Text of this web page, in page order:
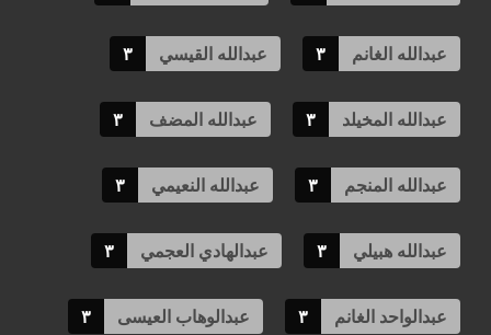
عبدالله الغانم ٣ عبدالله القيسي ٣
عبدالله المخيلد ٣ عبدالله المضف ٣
عبدالله المنجم ٣ عبدالله النعيمي ٣
عبدالله هبيلي ٣ عبدالهادي العجمي ٣
عبدالواحد الغانم ٣ عبدالوهاب العيسى ٣